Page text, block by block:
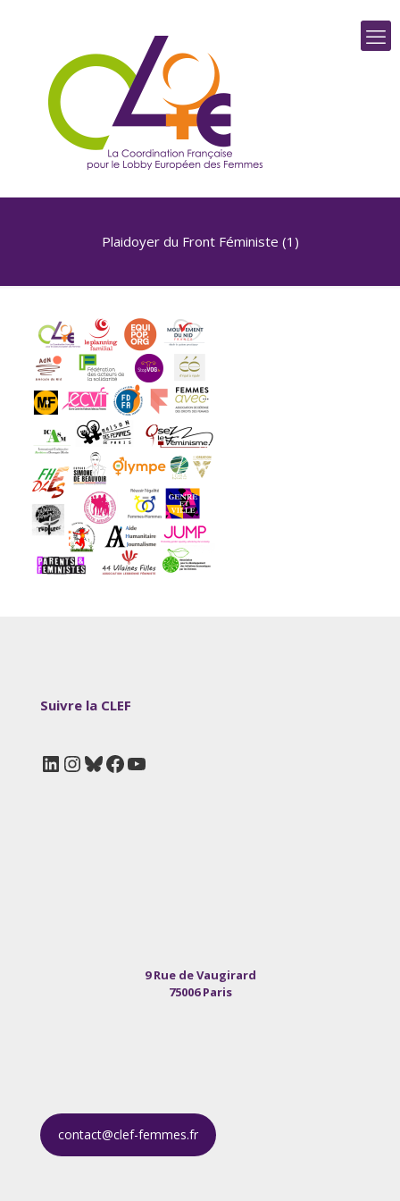
Plaidoyer du Front Féministe (1)
Suivre la CLEF
LinkedIn
Instagram
Bluesky
Facebook
YouTube
9 Rue de Vaugirard
75006 Paris
contact@clef-femmes.fr